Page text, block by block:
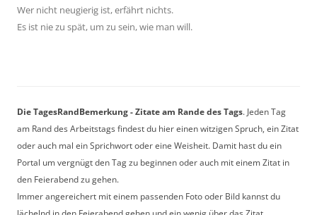
Wer nicht neugierig ist, erfährt nichts.
Es ist nie zu spät, um zu sein, wie man will.
Die TagesRandBemerkung - Zitate am Rande des Tags. Jeden Tag
am Rand des Arbeitstags findest du hier einen witzigen Spruch, ein Zitat
oder auch mal ein Sprichwort oder eine Weisheit. Damit hast du ein
Portal um vergnügt den Tag zu beginnen oder auch mit einem Zitat in
den Feierabend zu gehen.
Immer angereichert mit einem passenden Foto oder Bild kannst du